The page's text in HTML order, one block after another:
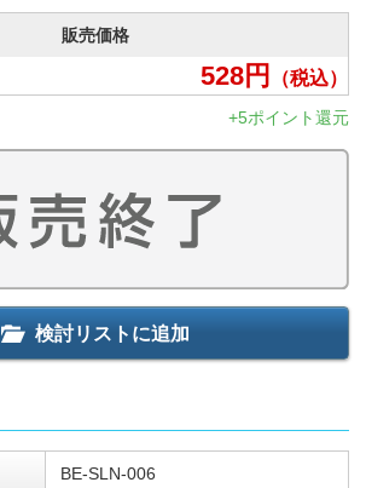
販売価格
528円 （税込）
+5ポイント還元
検討リストに追加
BE-SLN-006